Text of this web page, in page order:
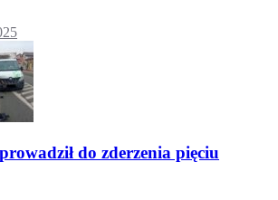
do zderzenia pięciu